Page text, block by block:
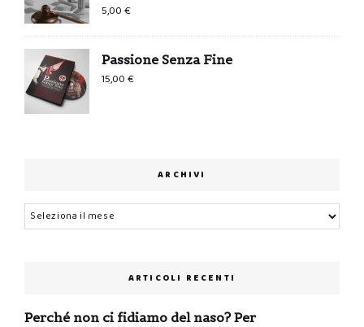
5,00€
Passione Senza Fine
15,00€
ARCHIVI
Archivi
ARTICOLI RECENTI
Perché non ci fidiamo del naso? Per